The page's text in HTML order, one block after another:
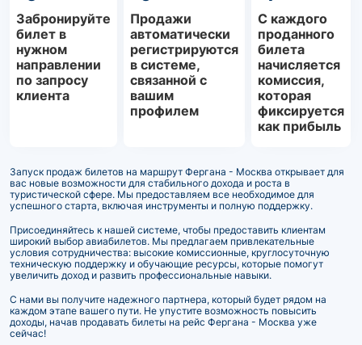
Забронируйте
билет в
нужном
направлении
по запросу
клиента
Продажи
автоматически
регистрируются
в системе,
связанной с
вашим
профилем
С каждого
проданного
билета
начисляется
комиссия,
которая
фиксируется
как прибыль
Запуск продаж билетов на маршрут Фергана - Москва открывает для
вас новые возможности для стабильного дохода и роста в
туристической сфере. Мы предоставляем все необходимое для
успешного старта, включая инструменты и полную поддержку.
Присоединяйтесь к нашей системе, чтобы предоставить клиентам
широкий выбор авиабилетов. Мы предлагаем привлекательные
условия сотрудничества: высокие комиссионные, круглосуточную
техническую поддержку и обучающие ресурсы, которые помогут
увеличить доход и развить профессиональные навыки.
С нами вы получите надежного партнера, который будет рядом на
каждом этапе вашего пути. Не упустите возможность повысить
доходы, начав продавать билеты на рейс Фергана - Москва уже
сейчас!